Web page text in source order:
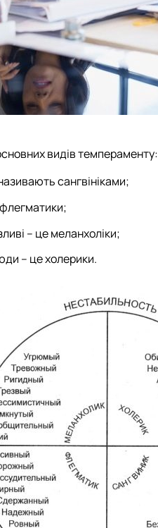
видів темпераменту:
сангвініками;
– це меланхоліки;
– це холерики.